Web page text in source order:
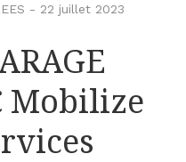
- 22 juillet 2023
Mobilize